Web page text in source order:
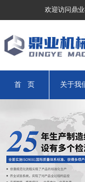
欢迎访问鼎
首 页 关于我